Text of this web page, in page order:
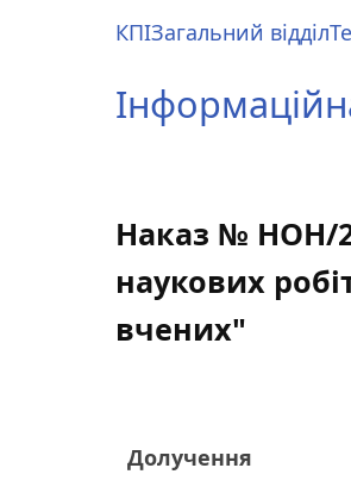
menu
КПІЗагальний відділ
Наказ № НОН/
наукових
вчених"
Долучення